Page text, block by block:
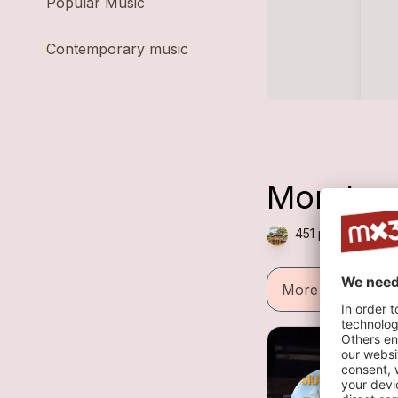
Contemporary music
Mondo
451 plays —
More information